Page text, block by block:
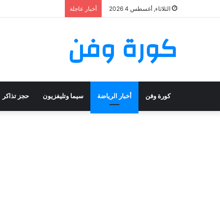
الثلاثاء, أغسطس 4 2026 أخبار عاجلة
كورة وفن
كورة وفن أخبار الرياضة سيما وتليفزيون حجز تذاكر